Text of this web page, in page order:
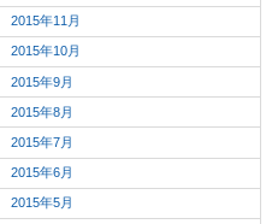
2015年11月
2015年10月
2015年9月
2015年8月
2015年7月
2015年6月
2015年5月